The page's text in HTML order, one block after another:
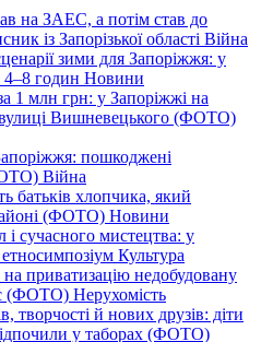
на ЗАЕС, а потім став до
із Запорізької області Війна
зими для Запоріжжя: у
4–8 годин Новини
1 млн грн: у Запоріжжі на
Вишневецького (ФОТО)
пошкоджені
Війна
батьків хлопчика, який
(ФОТО) Новини
сучасного мистецтва: у
Культура
приватизацію недобудовану
(ФОТО) Нерухомість
творчості й нових друзів: діти
у таборах (ФОТО)